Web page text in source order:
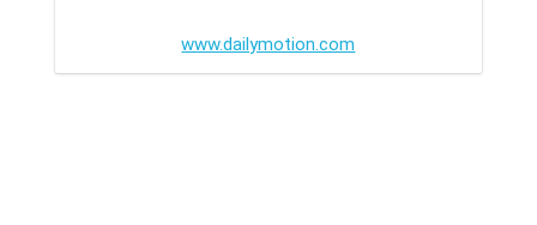
www.dailymotion.com